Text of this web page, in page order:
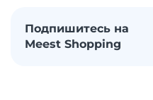
Подпишитесь на
Meest Shopping